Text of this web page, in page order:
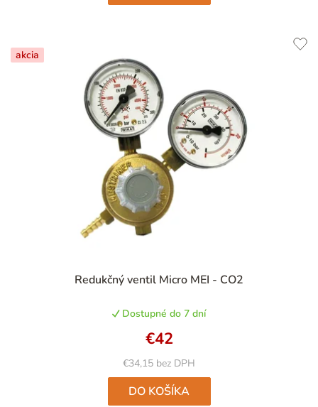
akcia
Redukčný ventil Micro MEI - CO2
hodnotenie
je
4,8
z
5
hviezdičiek.
Dostupné do 7 dní
€34,15 bez DPH
€42
DO KOŠÍKA